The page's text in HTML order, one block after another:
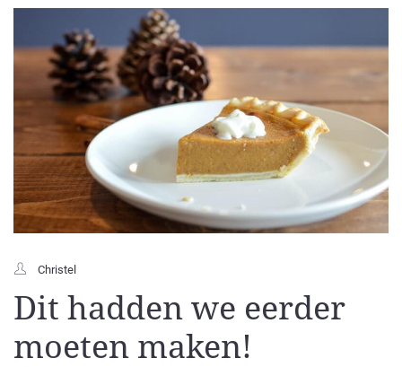
Christel
Dit hadden we eerder
moeten maken!